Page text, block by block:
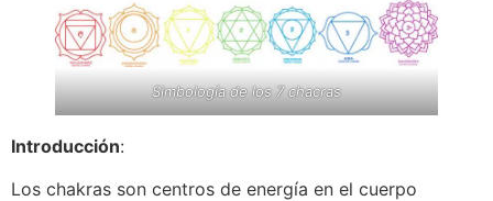
Simbología de los 7 chacras
Introducción:
Los chakras son centros de energía en el cuerpo